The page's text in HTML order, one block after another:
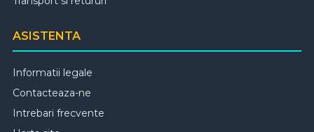
ASISTENTA
Informatii legale
Contacteaza-ne
Intrebari frecvente